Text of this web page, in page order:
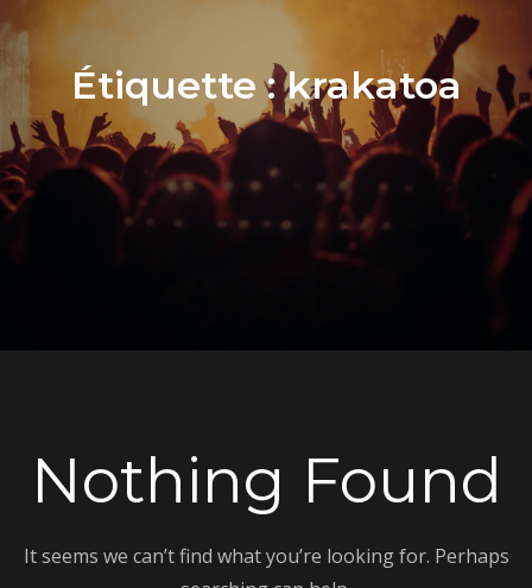
Étiquette :krakatoa
Nothing Found
It seems we can’t find what you’re looking for. Perhaps